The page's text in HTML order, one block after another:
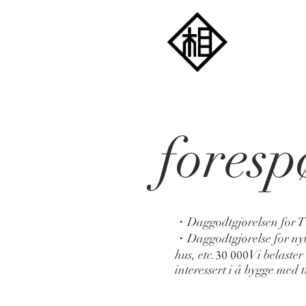
・​Daggodtgjørelsen for
・Daggodtgjørelse for
hus, etc.30 000Vi belaster
interessert i å bygge med